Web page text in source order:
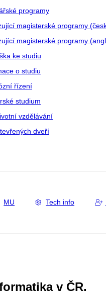
programy
magisterské programy
magisterské programy
ke studiu
o studiu
řízení
studium
vzdělávání
dveří
MU Tech info
v ČR.